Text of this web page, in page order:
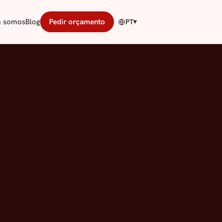
somosBlog Pedir orçamento PT▾